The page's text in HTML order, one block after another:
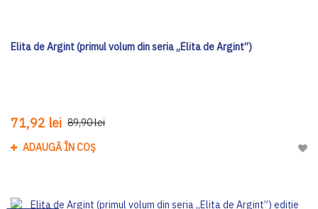
Elita de Argint (primul volum din seria „Elita de Argint”)
71,92 lei 89,90 lei
ADAUGĂ ÎN COȘ